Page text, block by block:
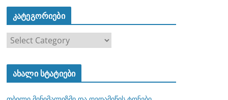
კატეგორიები
ტ
ახალი სტატიები